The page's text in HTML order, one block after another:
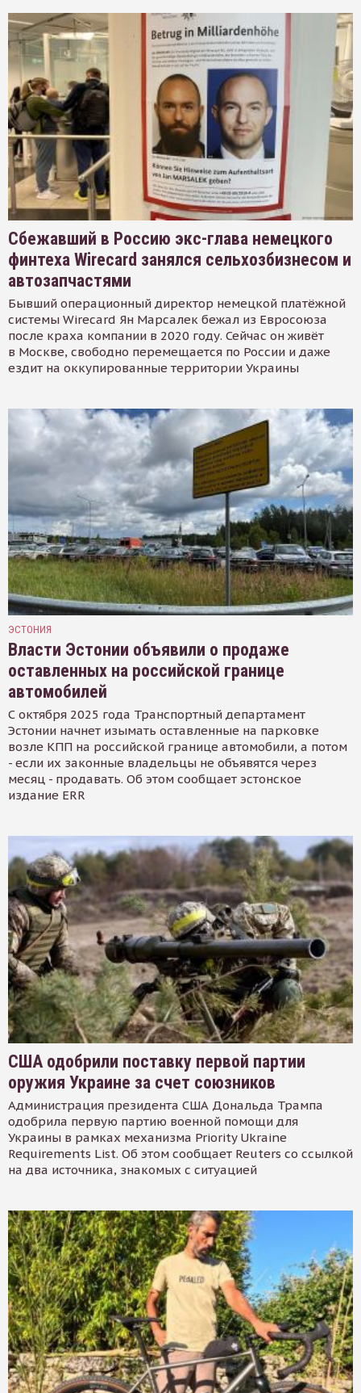
Сбежавший в Россию экс-глава немецкого
финтеха Wirecard занялся сельхозбизнесом и
автозапчастями
Бывший операционный директор немецкой платёжной
системы Wirecard Ян Марсалек бежал из Евросоюза
после краха компании в 2020 году. Сейчас он живёт
в Москве, свободно перемещается по России и даже
ездит на оккупированные территории Украины
ЭСТОНИЯ
Власти Эстонии объявили о продаже
оставленных на российской границе
автомобилей
С октября 2025 года Транспортный департамент
Эстонии начнет изымать оставленные на парковке
возле КПП на российской границе автомобили, а потом
- если их законные владельцы не объявятся через
месяц - продавать. Об этом сообщает эстонское
издание ERR
США одобрили поставку первой партии
оружия Украине за счет союзников
Администрация президента США Дональда Трампа
одобрила первую партию военной помощи для
Украины в рамках механизма Priority Ukraine
Requirements List. Об этом сообщает Reuters со ссылкой
на два источника, знакомых с ситуацией